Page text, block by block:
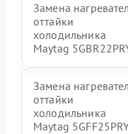
Замена
оттайки
холодильника
Maytag
Замена
оттайки
холодильника
Maytag